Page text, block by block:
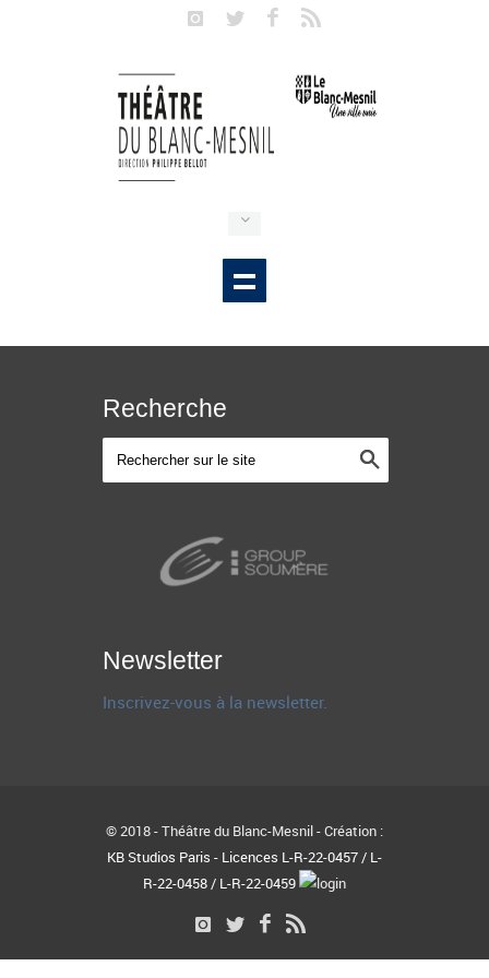
Recherche
Newsletter
Inscrivez-vous à la newsletter.
© 2018 - Théâtre du Blanc-Mesnil - Création :
KB Studios Paris - Licences L-R-22-0457 / L-
R-22-0458 / L-R-22-0459